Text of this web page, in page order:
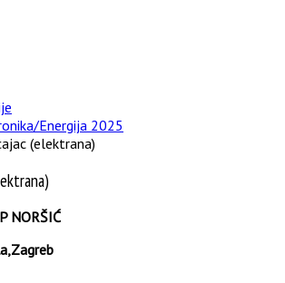
Energija 2025
(elektrana)
NORŠIĆ